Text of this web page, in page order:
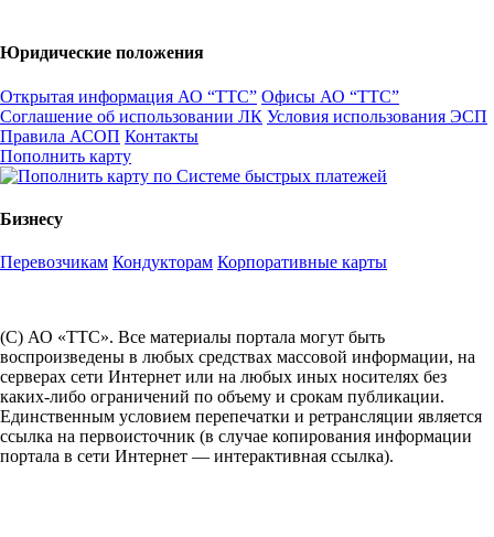
Юридические положения
Открытая информация АО “ТТС” Офисы АО “ТТС”
Соглашение об использовании ЛК Условия использования ЭСП
Правила АСОП Контакты
Пополнить карту
Бизнесу
Перевозчикам Кондукторам Корпоративные карты
(С) АО «ТТС». Все материалы портала могут быть
воспроизведены в любых средствах массовой информации, на
серверах сети Интернет или на любых иных носителях без
каких-либо ограничений по объему и срокам публикации.
Единственным условием перепечатки и ретрансляции является
ссылка на первоисточник (в случае копирования информации
портала в сети Интернет — интерактивная ссылка).